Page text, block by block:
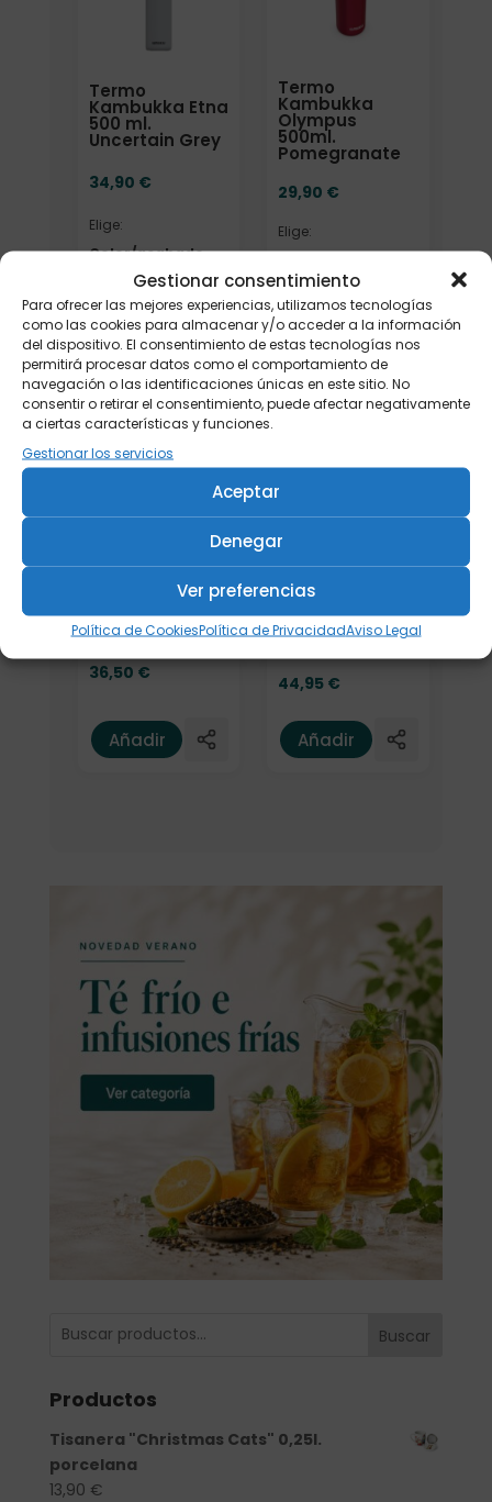
Gestionar consentimiento
Para ofrecer las mejores experiencias, utilizamos tecnologías
como las cookies para almacenar y/o acceder a la información
del dispositivo. El consentimiento de estas tecnologías nos
permitirá procesar datos como el comportamiento de
navegación o las identificaciones únicas en este sitio. No
consentir o retirar el consentimiento, puede afectar negativamente
a ciertas características y funciones.
Gestionar los servicios
Aceptar
Denegar
Ver preferencias
Política de CookiesPolítica de PrivacidadAviso Legal
Termo
Kambukka Etna
500 ml.
Uncertain Grey
34,90 €
Elige:
Color/acabado
Añadir
Termo
Kambukka
Olympus
500ml.
Pomegranate
29,90 €
Elige:
Añadir
Termo Leeza
500ml.
36,50 €
Añadir
Termo
Kambukka RIO
0,95l. Almond
Dream
44,95 €
Añadir
Buscar
Productos
Tisanera "Christmas Cats" 0,25l.
porcelana
13,90 €